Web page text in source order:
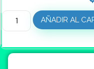
AÑADIR AL